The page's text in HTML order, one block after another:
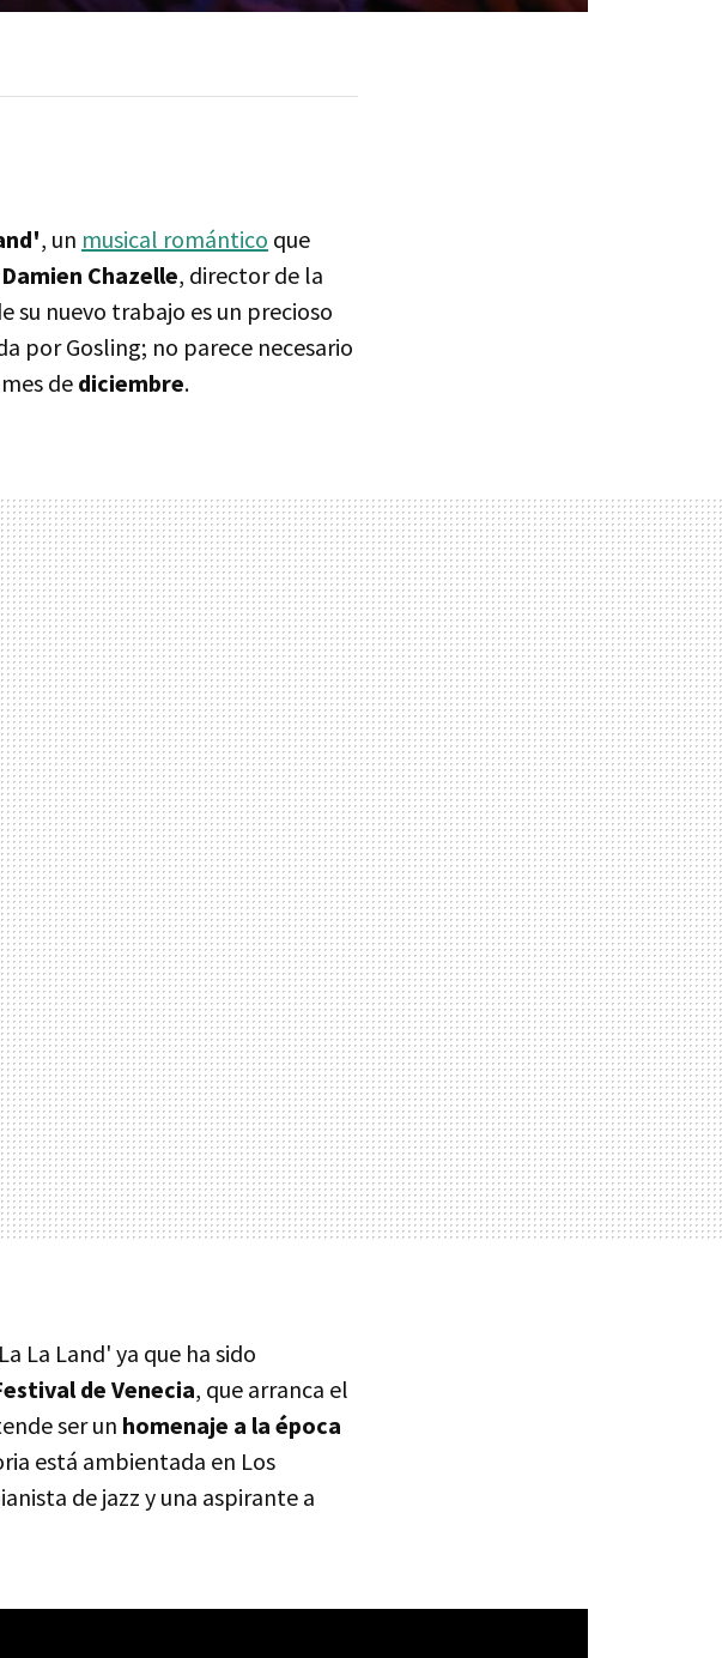
, un musical romántico que
Damien Chazelle, director de la
su nuevo trabajo es un precioso
por Gosling; no parece necesario
de diciembre.
La Land' ya que ha sido
de Venecia, que arranca el
ser un homenaje a la época
está ambientada en Los
de jazz y una aspirante a